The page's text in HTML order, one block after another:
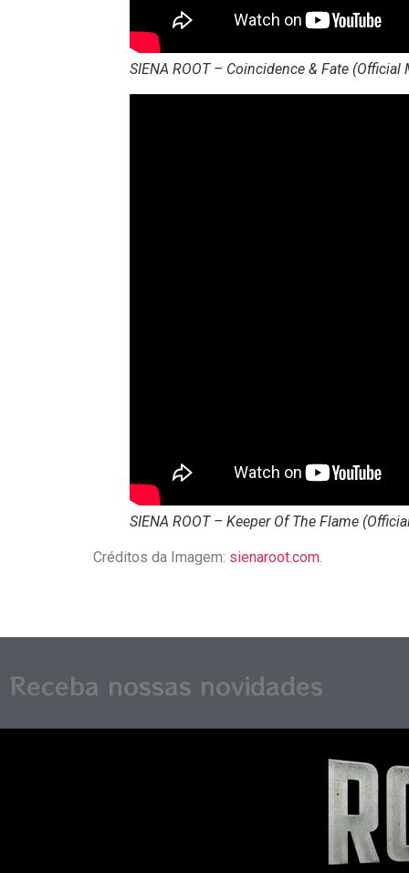
SIENA ROOT – Coincidence & Fate (Official
SIENA ROOT – Keeper Of The Flame
Créditos da Imagem: sienaroot.com.
Receba nossas novidades